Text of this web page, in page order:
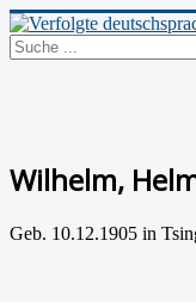
Wilhelm,
Geb. 10.12.1905 in